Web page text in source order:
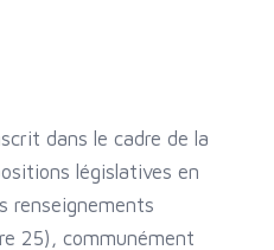
dans le cadre de la
législatives en
renseignements
25), communément